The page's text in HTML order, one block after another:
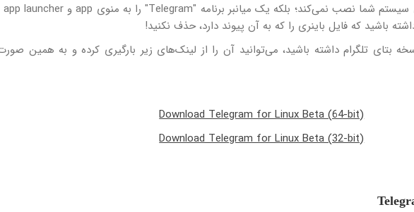
باشید که فایل باینری را که به آن پیوند دارد، حذف نکنید!
بتای تلگرام داشته باشید، می‌توانید آن را از لینک‌های زیر بارگیری کرده و به همین
Download Telegram for Linux Beta (64-bit)
Download Telegram for Linux Beta (32-bit)